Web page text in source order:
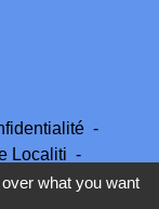
-
Localiti -
what you want